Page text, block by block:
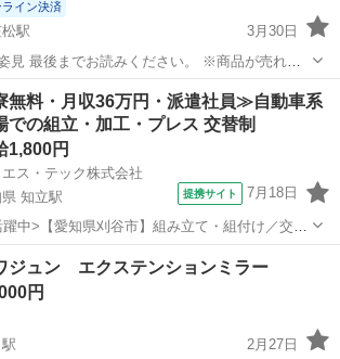
ライン決済
駅
3月30日
売れて
ございます。 必ずご連絡頂き、ご来店ください
笠松駅 ミラー/鏡 姿見
料・月収36万円・派遣社員≫自動車系
での組立・加工・プレス 交替制
1,800円
エス・テック株式会社
知立駅
提携サイト 7月18日
中>【愛知県刈谷市】組み立て・組付け／交替
99 仕事概要 仕事概要 困った時
トも万全 ー・ー・ー・ー・ー・ー 毎週火曜/金
その他
ジュン エクステンションミラー
円
2月27日